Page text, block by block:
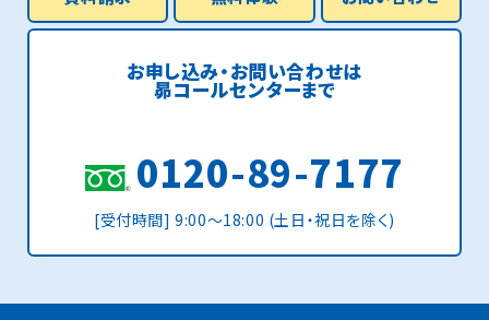
お申し込み・お問い合わせは
昴コールセンターまで
0120-89-7177
[受付時間] 9:00〜18:00 (土日・祝日を除く)